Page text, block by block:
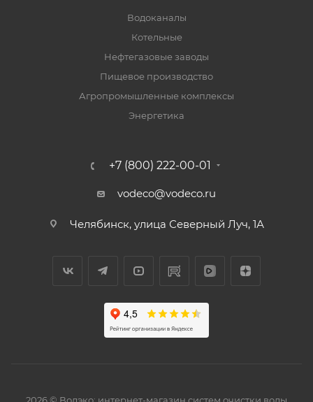
Водоканалы
Котельные
Нефтегазовые заводы
Пищевое производство
Агропромышленные комплексы
Энергетика
+7 (800) 222-00-01
vodeco@vodeco.ru
Челябинск, улица Северный Луч, 1А